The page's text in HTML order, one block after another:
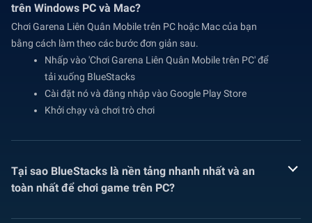
trên Windows PC và Mac?
Chơi Garena Liên Quân Mobile trên PC hoặc Mac của bạn
bằng cách làm theo các bước đơn giản sau.
Nhấp vào 'Chơi Garena Liên Quân Mobile trên PC' để
tải xuống BlueStacks
Cài đặt nó và đăng nhập vào Google Play Store
Khởi chạy và chơi trò chơi
Tại sao BlueStacks là nền tảng nhanh nhất và an
toàn nhất để chơi game trên PC?